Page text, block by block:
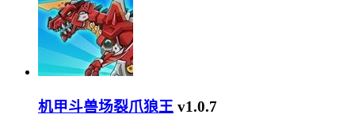
机甲斗兽场裂爪狼王 v1.0.7